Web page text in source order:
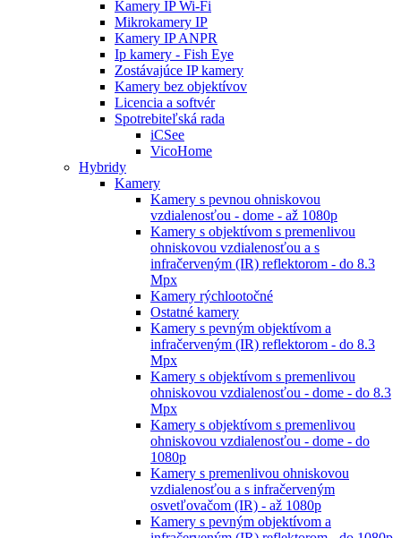
Kamery IP Wi-Fi
Mikrokamery IP
Kamery IP ANPR
Ip kamery - Fish Eye
Zostávajúce IP kamery
Kamery bez objektívov
Licencia a softvér
Spotrebiteľská rada
iCSee
VicoHome
Hybridy
Kamery
Kamery s pevnou ohniskovou
vzdialenosťou - dome - až 1080p
Kamery s objektívom s premenlivou
ohniskovou vzdialenosťou a s
infračerveným (IR) reflektorom - do 8.3
Mpx
Kamery rýchlootočné
Ostatné kamery
Kamery s pevným objektívom a
infračerveným (IR) reflektorom - do 8.3
Mpx
Kamery s objektívom s premenlivou
ohniskovou vzdialenosťou - dome - do 8.3
Mpx
Kamery s objektívom s premenlivou
ohniskovou vzdialenosťou - dome - do
1080p
Kamery s premenlivou ohniskovou
vzdialenosťou a s infračerveným
osvetľovačom (IR) - až 1080p
Kamery s pevným objektívom a